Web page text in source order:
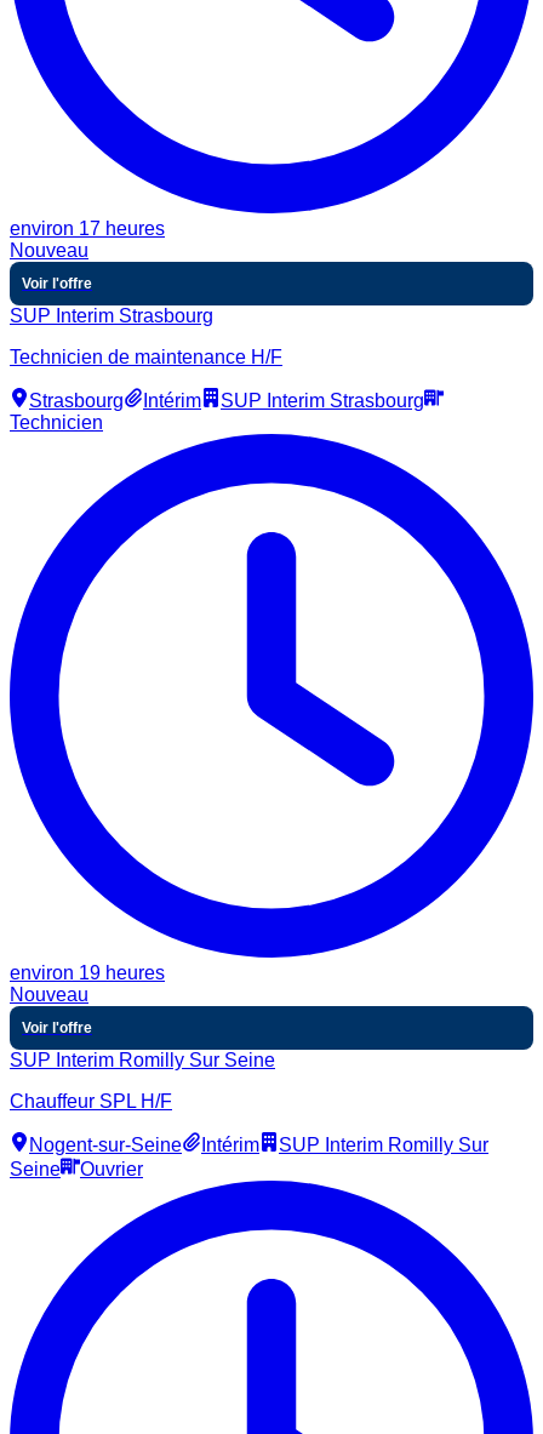
environ 17 heures
Nouveau
Voir l'offre
SUP Interim Strasbourg
Technicien de maintenance H/F
Strasbourg Intérim
SUP Interim Strasbourg
Technicien
environ 19 heures
Nouveau
Voir l'offre
SUP Interim Romilly Sur Seine
Chauffeur SPL H/F
Nogent-sur-Seine Intérim
SUP Interim Romilly Sur
Seine
Ouvrier